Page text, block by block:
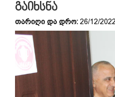
გაიხსნა
თარიღი და დრო: 26/12/